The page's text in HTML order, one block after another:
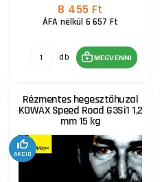
8 455 Ft
ÁFA nélkül 6 657 Ft
db MEGVENNI
Rézmentes hegesztőhuzal
KOWAX Speed Road G3Si1 1,2
mm 15 kg
AKCIÓ